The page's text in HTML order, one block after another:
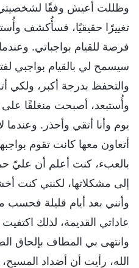
وظللت أعيش وفقًا لشخصيتي
تغييرًا حقيقيًا، فسأُكشف
فرصة للقيام بواجباتي.
سيسمح لي بالقيام بواجبي
والتحفظ بدرجة أكبر،
وأُستبعد، أصبحت منغلقًا
يوم وأنا أتقي وأحذر.
أتعاون معها كانت تقوم
بالعبء، كنت أعلم أن عليّ
إلى مشكلاتها، لكنني كنت
وأنني بعد أيام قليلة
عاداتي القديمة، لذلك
وانتهى بي المطاف بإلحاق
الله، رأيت أن أضداد